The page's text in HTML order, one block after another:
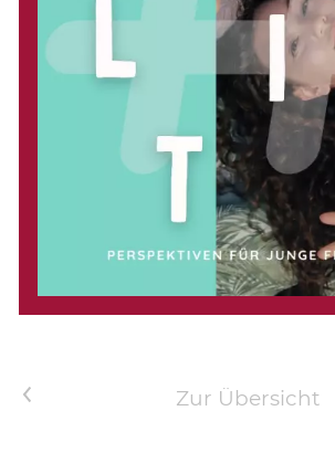
Vorheriger ArtikelZur Übersicht